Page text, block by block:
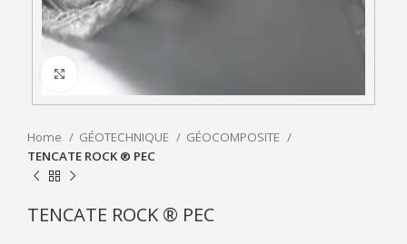
Click to enlarge
Home GÉOTECHNIQUE
GÉOCOMPOSITE
TENCATE ROCK ® PEC
TENCATE ROCK ® PEC